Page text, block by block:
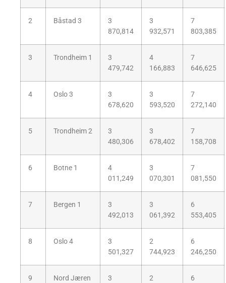
2 Båstad 3
3
870,814
3
932,571
7
803,385
3 Trondheim 1
3
479,742
4
166,883
7
646,625
4 Oslo 3
3
678,620
3
593,520
7
272,140
5 Trondheim 2
3
480,306
3
678,402
7
158,708
6 Botne 1
4
011,249
3
070,301
7
081,550
7 Bergen 1
3
492,013
3
061,392
6
553,405
8 Oslo 4
3
501,327
2
744,923
6
246,250
9
Nord Jæren
3
2
6